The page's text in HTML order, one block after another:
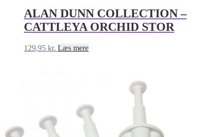
ALAN DUNN COLLECTION –
CATTLEYA ORCHID STOR
129,95 kr. Læs mere